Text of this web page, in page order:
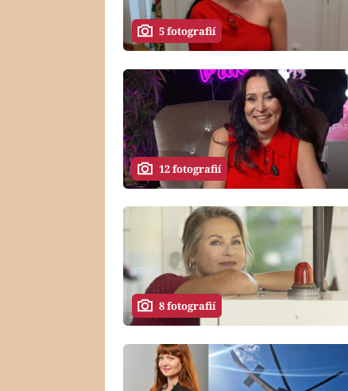
5 fotografií
12 fotografií
8 fotografií